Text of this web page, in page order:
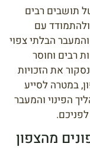
תושבים רבים
עם
הבלתי צפוי
רבים וחוסר
את הזכויות
במטרה לסייע
הפינוי והמעבר
מהצפון